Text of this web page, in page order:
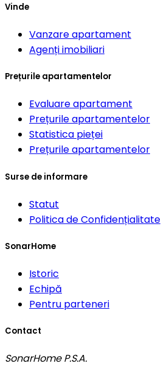
Vinde
Vanzare apartament
Agenți imobiliari
Prețurile apartamentelor
Evaluare apartament
Prețurile apartamentelor
Statistica pieței
Prețurile apartamentelor
Surse de informare
Statut
Politica de Confidențialitate
SonarHome
Istoric
Echipă
Pentru parteneri
Contact
SonarHome P.S.A.